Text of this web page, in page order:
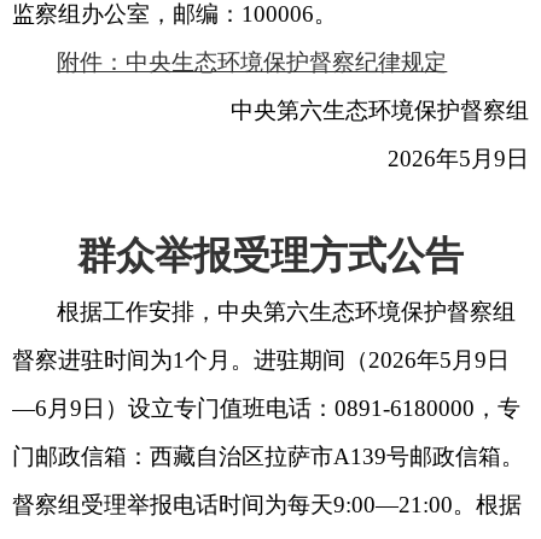
监察组办公室，邮编：100006。
附件：中央生态环境保护督察纪律规定
中央第六生态环境保护督察组
2026年5月9日
群众举报受理方式公告
根据工作安排，中央第六生态环境保护督察组
督察进驻时间为1个月。进驻期间（2026年5月9日
—6月9日）设立专门值班电话：0891-6180000，专
门邮政信箱：西藏自治区拉萨市A139号邮政信箱。
督察组受理举报电话时间为每天9:00—21:00。根据